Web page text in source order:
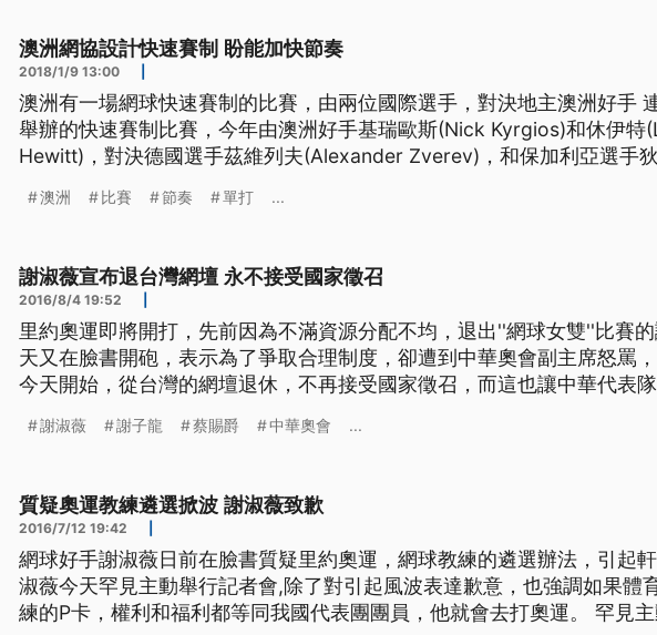
澳洲網協設計快速賽制 盼能加快節奏
2018/1/9 13:00
澳洲有一場網球快速賽制的比賽，由兩位國際選手，對決地主澳洲好手 連續第四年
舉辦的快速賽制比賽，今年由澳洲好手基瑞歐斯(Nick Kyrgios)和休伊特
Hewitt)，對決德國選手茲維列夫(Alexander Zverev)，和保加利亞選手
數拿下。 快速賽制，是由澳
澳洲 比賽 節奏 單打 ...
謝淑薇宣布退台灣網壇 永不接受國家徵召
2016/8/4 19:52
里約奧運即將開打，先前因為不滿資源分配不均，退出''網球女雙''比賽
天又在臉書開砲，表示為了爭取合理制度，卻遭到中華奧會副主席怒罵
今天開始，從台灣的網壇退休，不再接受國家徵召，而這也讓中華代表
網球女將謝淑薇，突然在巴西透過臉書，投下震撼彈，表示自己去找奧會
謝淑薇 謝子龍 蔡賜爵 中華奧會 ...
質疑奧運教練遴選掀波 謝淑薇致歉
2016/7/12 19:42
網球好手謝淑薇日前在臉書質疑里約奧運，網球教練的遴選辦法，引起
淑薇今天罕見主動舉行記者會,除了對引起風波表達歉意，也強調如果體
練的P卡，權利和福利都等同我國代表團團員，他就會去打奧運。 罕見主動舉行記者